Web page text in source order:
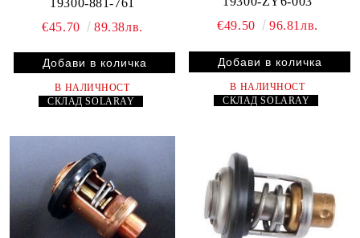
€45.70
89.38лв.
В НАЛИЧНОСТ
СКЛАДSOLARAY
€49.50
96.81лв.
В НАЛИЧНОСТ
СКЛАДSOLARAY